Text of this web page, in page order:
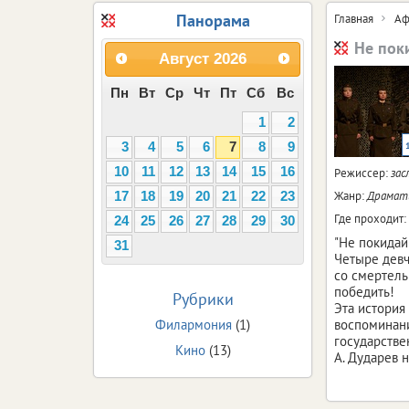
Главная
Не
Режиссер:
Жанр:
Где проходит:
"Не
Четыре
со
победить!
Эта
А. Дударев
Панорама
Август 2026
Пн Вт Ср Чт Пт Сб
Вс
1
2
3
4 5 6 7 8
9
10
11 12 13 14 15
16
17
18 19 20 21 22
23
24
25 26 27 28 29
30
31
Рубрики
Филармония (1)
Кино(13)